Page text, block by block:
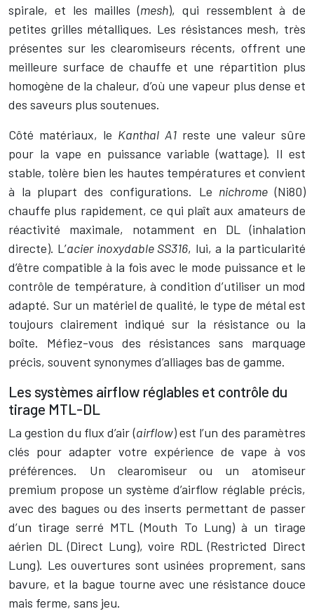
spirale, et les mailles (mesh), qui ressemblent à de
petites grilles métalliques. Les résistances mesh, très
présentes sur les clearomiseurs récents, offrent une
meilleure surface de chauffe et une répartition plus
homogène de la chaleur, d’où une vapeur plus dense et
des saveurs plus soutenues.
Côté matériaux, le Kanthal A1reste une valeur sûre
pour la vape en puissance variable (wattage). Il est
stable, tolère bien les hautes températures et convient
à la plupart des configurations. Le nichrome (Ni80)
chauffe plus rapidement, ce qui plaît aux amateurs de
réactivité maximale, notamment en DL (inhalation
directe). L’acier inoxydable SS316, lui, a la particularité
d’être compatible à la fois avec le mode puissance et le
contrôle de température, à condition d’utiliser un mod
adapté. Sur un matériel de qualité, le type de métal est
toujours clairement indiqué sur la résistance ou la
boîte. Méfiez-vous des résistances sans marquage
précis, souvent synonymes d’alliages bas de gamme.
Les systèmes airflow réglables et contrôle du
tirage MTL-DL
La gestion du flux d’air (airflow) est l’un des paramètres
clés pour adapter votre expérience de vape à vos
préférences. Un clearomiseur ou un atomiseur
premium propose un système d’airflow réglable précis,
avec des bagues ou des inserts permettant de passer
d’un tirage serré MTL (Mouth To Lung) à un tirage
aérien DL (Direct Lung), voire RDL (Restricted Direct
Lung). Les ouvertures sont usinées proprement, sans
bavure, et la bague tourne avec une résistance douce
mais ferme, sans jeu.